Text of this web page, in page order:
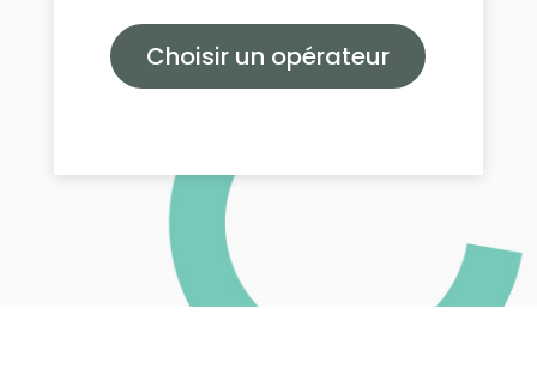
Choisir un opérateur